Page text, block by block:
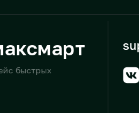
быстрых